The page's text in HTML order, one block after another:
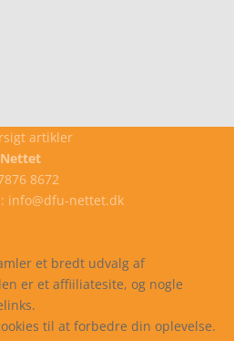
artikler
8672
info@dfu-nettet.dk
et bredt udvalg af
er et affiiliatesite, og nogle
til at forbedre din oplevelse.